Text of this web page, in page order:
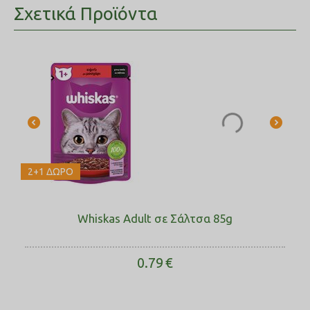
Σχετικά Προϊόντα
2+1 ΔΩΡΟ
Whiskas Adult σε Σάλτσα 85g
0.79€